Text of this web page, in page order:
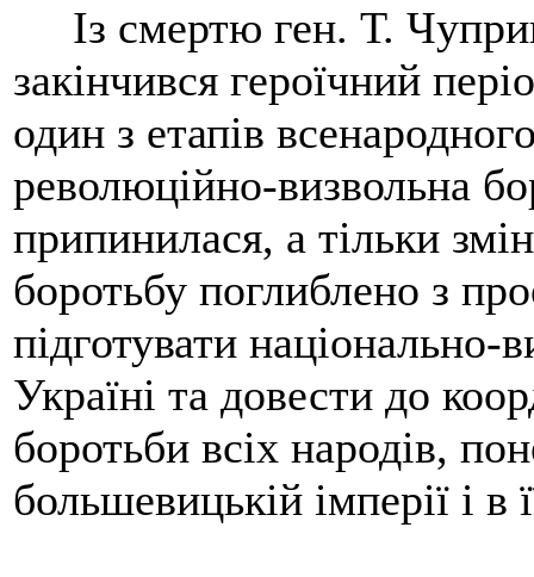
Із смертю ген. Т.
закінчився героїчний
один з етапів
революційно-визвольна
припинилася, а тільки
боротьбу поглиблено з
підготувати національно-
Україні та довести до
боротьби всіх народів,
большевицькій імперії і в